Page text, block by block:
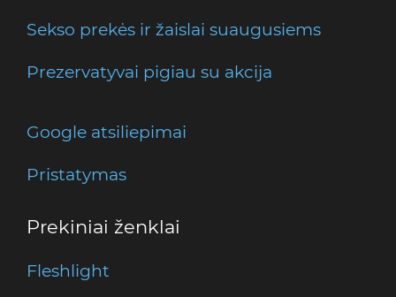
Sekso prekės ir žaislai suaugusiems
Prezervatyvai pigiau su akcija
Google atsiliepimai
Pristatymas
Prekiniai ženklai
Fleshlight